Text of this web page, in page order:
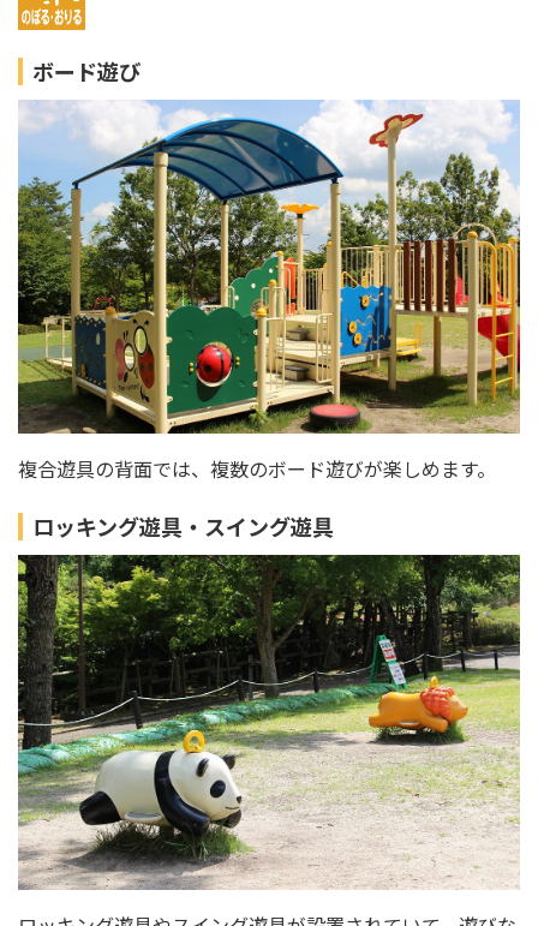
ボード遊び
複合遊具の背面では、複数のボード遊びが楽しめます。
ロッキング遊具・スイング遊具